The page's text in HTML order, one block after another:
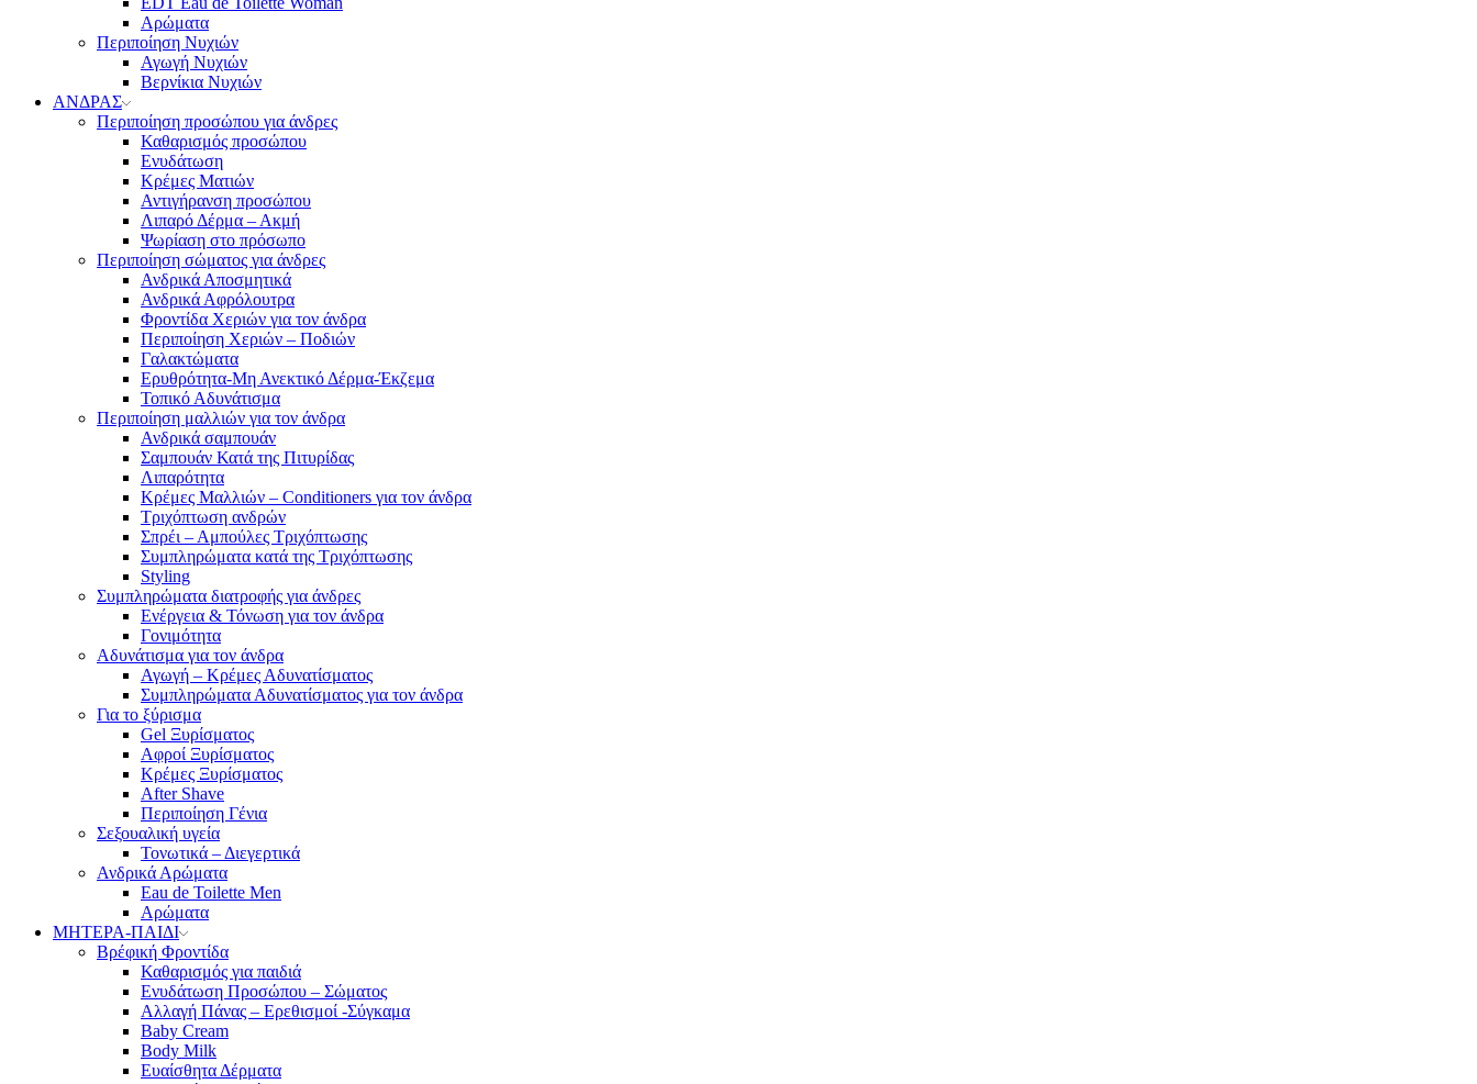
Αρώματα
Περιποίηση Νυχιών
Αγωγή Νυχιών
Βερνίκια Νυχιών
ΑΝΔΡΑΣ
Περιποίηση προσώπου για άνδρες
Καθαρισμός προσώπου
Ενυδάτωση
Κρέμες Ματιών
Αντιγήρανση προσώπου
Λιπαρό Δέρμα – Ακμή
Ψωρίαση στο πρόσωπο
Περιποίηση σώματος για άνδρες
Ανδρικά Αποσμητικά
Ανδρικά Αφρόλουτρα
Φροντίδα Χεριών για τον άνδρα
Περιποίηση Χεριών – Ποδιών
Γαλακτώματα
Ερυθρότητα-Μη Ανεκτικό Δέρμα-Έκζεμα
Τοπικό Αδυνάτισμα
Περιποίηση μαλλιών για τον άνδρα
Ανδρικά σαμπουάν
Σαμπουάν Κατά της Πιτυρίδας
Λιπαρότητα
Κρέμες Μαλλιών – Conditioners για τον άνδρα
Τριχόπτωση ανδρών
Σπρέι – Αμπούλες Τριχόπτωσης
Συμπληρώματα κατά της Τριχόπτωσης
Styling
Συμπληρώματα διατροφής για άνδρες
Ενέργεια & Τόνωση για τον άνδρα
Γονιμότητα
Αδυνάτισμα για τον άνδρα
Αγωγή – Κρέμες Αδυνατίσματος
Συμπληρώματα Αδυνατίσματος για τον άνδρα
Για το ξύρισμα
Gel Ξυρίσματος
Αφροί Ξυρίσματος
Κρέμες Ξυρίσματος
After Shave
Περιποίηση Γένια
Σεξουαλική υγεία
Τονωτικά – Διεγερτικά
Ανδρικά Αρώματα
Eau de Toilette Men
Αρώματα
ΜΗΤΕΡΑ-ΠΑΙΔΙ
Βρέφική Φροντίδα
Καθαρισμός για παιδιά
Ενυδάτωση Προσώπου – Σώματος
Αλλαγή Πάνας – Ερεθισμοί -Σύγκαμα
Baby Cream
Body Milk
Ευαίσθητα Δέρματα